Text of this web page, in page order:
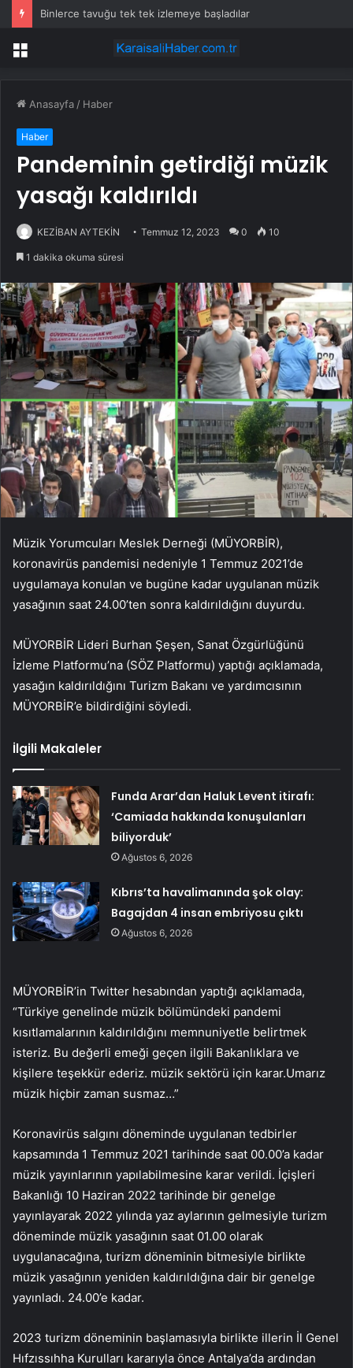
Binlerce tavuğu tek tek izlemeye başladılar
Menü
Anasayfa / Haber
Haber
Pandeminin getirdiği müzik
yasağı kaldırıldı
KEZİBAN AYTEKİN Temmuz 12, 2023 0 10
1 dakika okuma süresi
Müzik Yorumcuları Meslek Derneği (MÜYORBİR),
koronavirüs pandemisi nedeniyle 1 Temmuz 2021’de
uygulamaya konulan ve bugüne kadar uygulanan müzik
yasağının saat 24.00’ten sonra kaldırıldığını duyurdu.
MÜYORBİR Lideri Burhan Şeşen, Sanat Özgürlüğünü
İzleme Platformu’na (SÖZ Platformu) yaptığı açıklamada,
yasağın kaldırıldığını Turizm Bakanı ve yardımcısının
MÜYORBİR’e bildirdiğini söyledi.
İlgili Makaleler
Funda Arar’dan Haluk Levent itirafı:
‘Camiada hakkında konuşulanları
biliyorduk’
Ağustos 6, 2026
Kıbrıs’ta havalimanında şok olay:
Bagajdan 4 insan embriyosu çıktı
Ağustos 6, 2026
MÜYORBİR’in Twitter hesabından yaptığı açıklamada,
“Türkiye genelinde müzik bölümündeki pandemi
kısıtlamalarının kaldırıldığını memnuniyetle belirtmek
isteriz. Bu değerli emeği geçen ilgili Bakanlıklara ve
kişilere teşekkür ederiz. müzik sektörü için karar.Umarız
müzik hiçbir zaman susmaz…”
Koronavirüs salgını döneminde uygulanan tedbirler
kapsamında 1 Temmuz 2021 tarihinde saat 00.00’a kadar
müzik yayınlarının yapılabilmesine karar verildi. İçişleri
Bakanlığı 10 Haziran 2022 tarihinde bir genelge
yayınlayarak 2022 yılında yaz aylarının gelmesiyle turizm
döneminde müzik yasağının saat 01.00 olarak
uygulanacağına, turizm döneminin bitmesiyle birlikte
müzik yasağının yeniden kaldırıldığına dair bir genelge
yayınladı. 24.00’e kadar.
2023 turizm döneminin başlamasıyla birlikte illerin İl Genel
Hıfzıssıhha Kurulları kararıyla önce Antalya’da ardından